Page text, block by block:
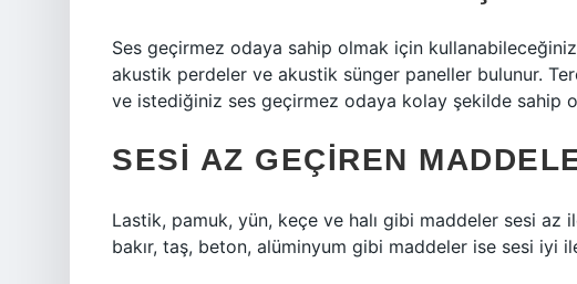
Ses geçirmez odaya sahip olmak için kullanabileceğiniz
akustik perdeler ve akustik sünger paneller bulunur.
ve istediğiniz ses geçirmez odaya kolay şekilde sahip
SESI AZ GEÇIREN
Lastik, pamuk, yün, keçe ve halı gibi maddeler sesi az
bakır, taş, beton, alüminyum gibi maddeler ise sesi iyi